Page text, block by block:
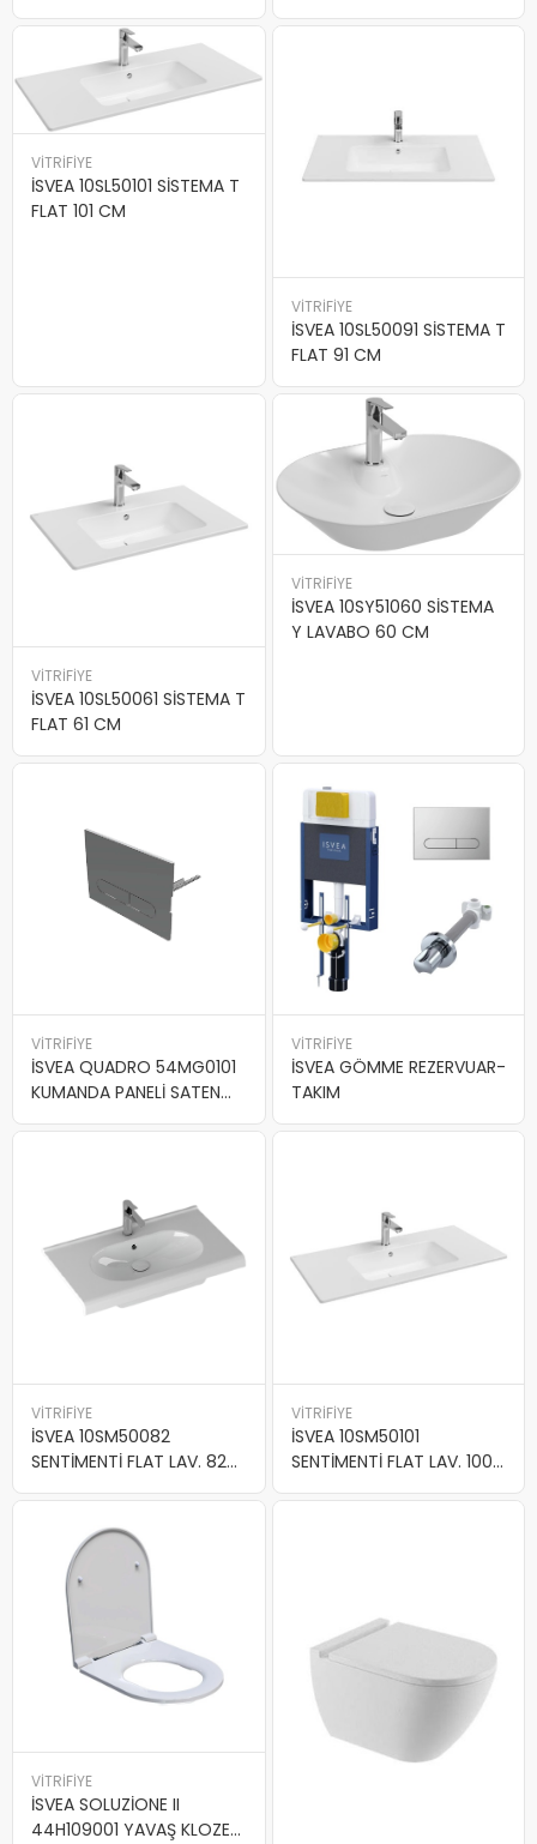
VİTRİFİYE
İSVEA 10SL50101 SİSTEMA T
FLAT 101 CM
VİTRİFİYE
İSVEA 10SL50091 SİSTEMA T
FLAT 91 CM
VİTRİFİYE
İSVEA 10SL50061 SİSTEMA T
FLAT 61 CM
VİTRİFİYE
İSVEA 10SY51060 SİSTEMA
Y LAVABO 60 CM
VİTRİFİYE
İSVEA QUADRO 54MG0101
KUMANDA PANELİ SATEN
KROM
VİTRİFİYE
İSVEA GÖMME REZERVUAR-
TAKIM
VİTRİFİYE
İSVEA 10SM50082
SENTİMENTİ FLAT LAV. 82
VİTRİFİYE
İSVEA 10SM50101
SENTİMENTİ FLAT LAV. 100
VİTRİFİYE
İSVEA SOLUZİONE II
44H109001 YAVAŞ KLOZET